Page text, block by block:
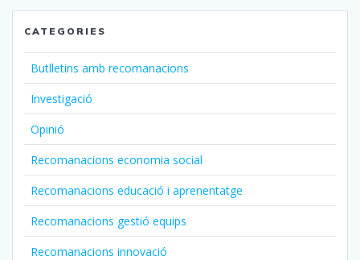
CATEGORIES
Butlletins amb recomanacions
Investigació
Opinió
Recomanacions economia social
Recomanacions educació i aprenentatge
Recomanacions gestió equips
Recomanacions innovació